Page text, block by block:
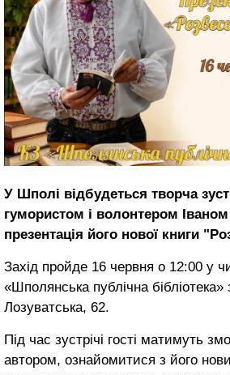
У Шполі відбудеться творча
гумористом і волонтером
презентація його нової книги
Захід пройде 16 червня о 12:00 у
«Шполянська публічна
Лозуватська, 62.
Під час зустрічі гості матимуть
автором, ознайомитися з його